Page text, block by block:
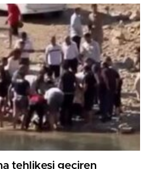
tehlikesi geçiren